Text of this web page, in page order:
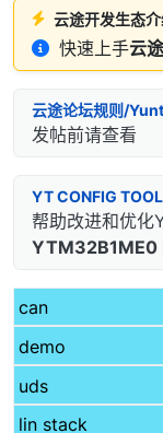
云途开发生态
快速上手云
云途论坛规则/
发帖前请查看
YT CONFIG
帮助改进和优化
YTM32B1ME0
can
demo
uds
lin stack